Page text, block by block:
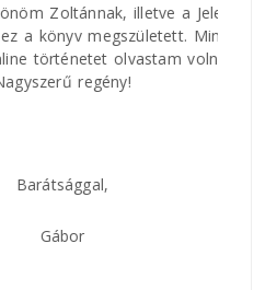
Zoltánnak, illetve a Jelen
megszületett. Mintha
olvastam volna.
regény!
Gábor